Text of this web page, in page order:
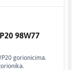
98W77
gorionicima.